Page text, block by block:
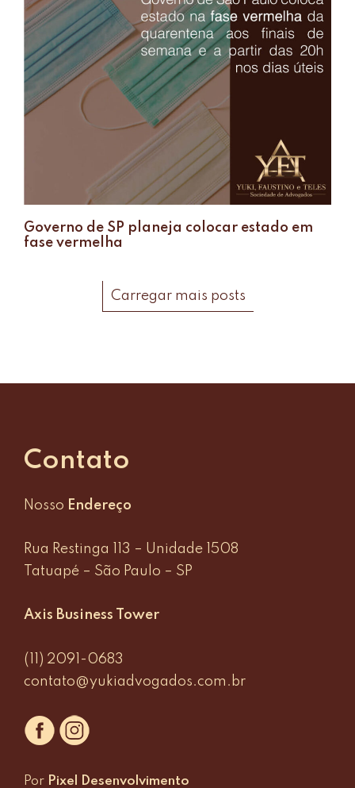
Governo de SP planeja colocar estado em
fase vermelha
Carregar mais posts
Contato
Nosso Endereço
Rua Restinga 113 – Unidade 1508
Tatuapé – São Paulo – SP
Axis Business Tower
(11) 2091-0683
contato@yukiadvogados.com.br
Por Pixel Desenvolvimento